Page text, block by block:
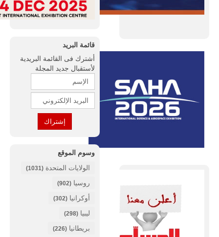
قائمة البريد
أشترك فى القائمة البريدية
لأستقبال جديد المجلة
وسوم الموقع
الولايات المتحدة (1031)
روسيا (902)
أوكرانيا (302)
ليبيا (298)
بريطانيا (226)